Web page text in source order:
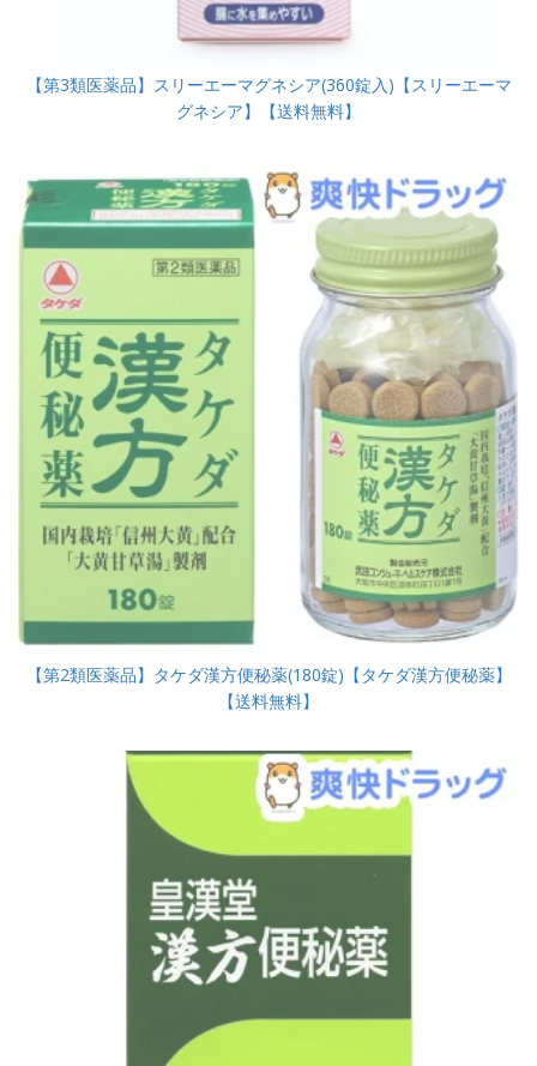
【第3類医薬品】スリーエーマグネシア(360錠入)【スリーエーマ
グネシア】【送料無料】
【第2類医薬品】タケダ漢方便秘薬(180錠)【タケダ漢方便秘薬】
【送料無料】